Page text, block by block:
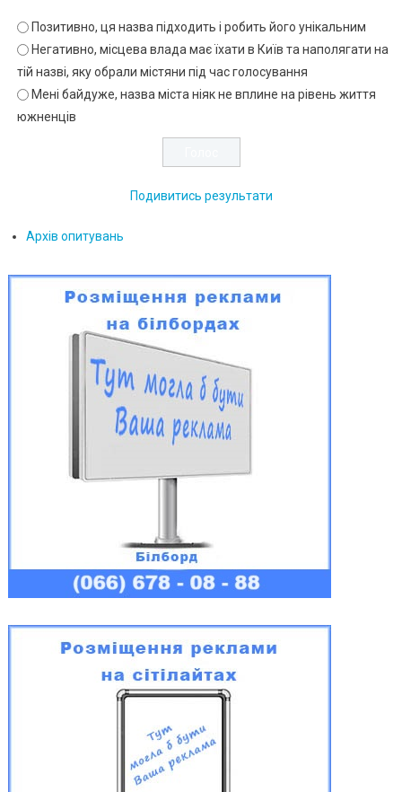
Позитивно, ця назва підходить і робить його унікальним
Негативно, місцева влада має їхати в Київ та наполягати на
тій назві, яку обрали містяни під час голосування
Мені байдуже, назва міста ніяк не вплине на рівень життя
южненців
Подивитись результати
Архів опитувань